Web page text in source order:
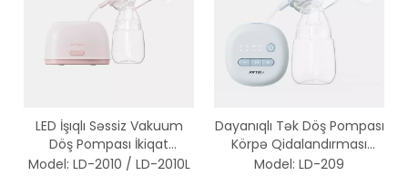
LED İşıqlı Səssiz Vakuum
Döş Pompası İkiqat
Elektrikli Döş Pompası
Model: LD-2010 / LD-2010L
Dayanıqlı Tək Döş Pompası
Körpə Qidalandırması
üçün Avtomatik Elektrikli
Model: LD-209